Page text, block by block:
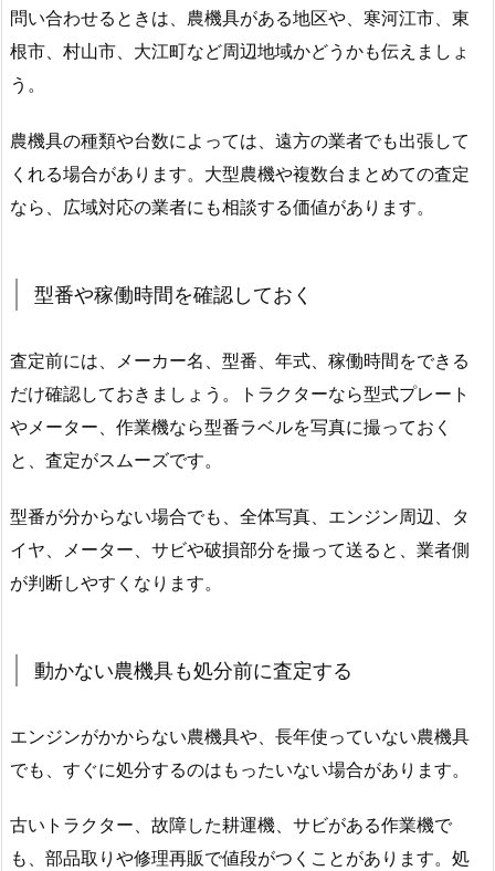
問い合わせるときは、農機具がある地区や、寒河江市、東
根市、村山市、大江町など周辺地域かどうかも伝えましょ
う。
農機具の種類や台数によっては、遠方の業者でも出張して
くれる場合があります。大型農機や複数台まとめての査定
なら、広域対応の業者にも相談する価値があります。
型番や稼働時間を確認しておく
査定前には、メーカー名、型番、年式、稼働時間をできる
だけ確認しておきましょう。トラクターなら型式プレート
やメーター、作業機なら型番ラベルを写真に撮っておく
と、査定がスムーズです。
型番が分からない場合でも、全体写真、エンジン周辺、タ
イヤ、メーター、サビや破損部分を撮って送ると、業者側
が判断しやすくなります。
動かない農機具も処分前に査定する
エンジンがかからない農機具や、長年使っていない農機具
でも、すぐに処分するのはもったいない場合があります。
古いトラクター、故障した耕運機、サビがある作業機で
も、部品取りや修理再販で値段がつくことがあります。処